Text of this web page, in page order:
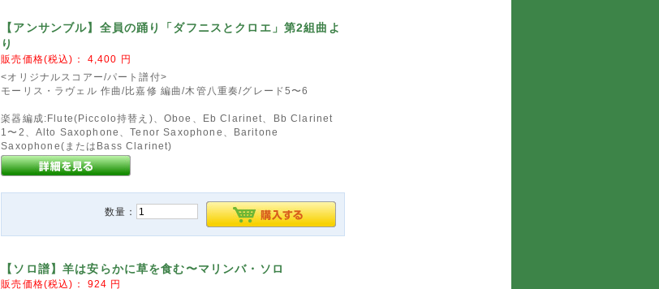
【アンサンブル】全員の踊り「ダフニスとクロエ」第2組曲よ
り
販売価格(税込)： 4,400 円
<オリジナルスコアー/パート譜付>
モーリス・ラヴェル 作曲/比嘉修 編曲/木管八重奏/グレード5〜6
楽器編成:Flute(Piccolo持替え)、Oboe、Eb Clarinet、Bb Clarinet
1〜2、Alto Saxophone、Tenor Saxophone、Baritone
Saxophone(またはBass Clarinet)
数量：
【ソロ譜】羊は安らかに草を食む〜マリンバ・ソロ
販売価格(税込)： 924 円